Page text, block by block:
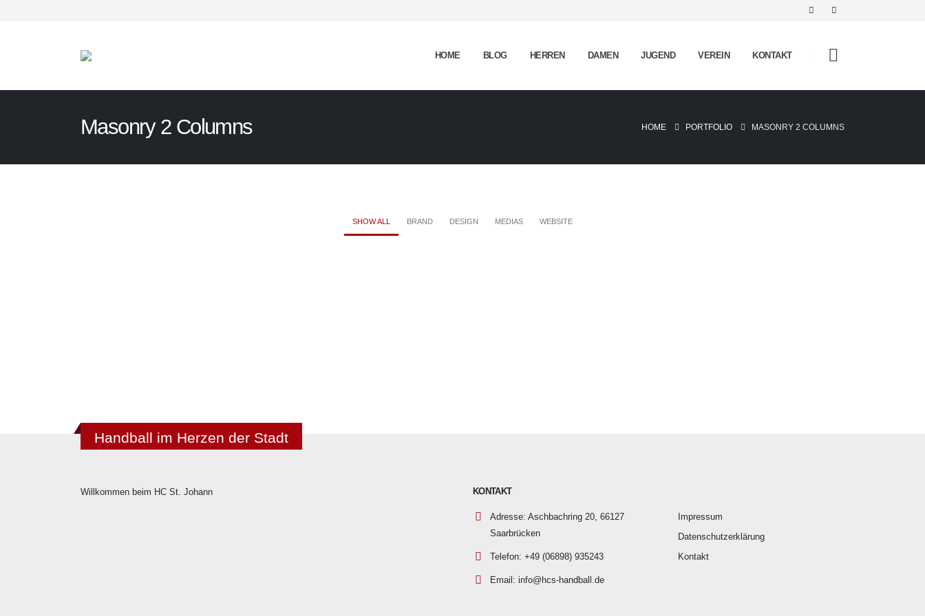
HOME BLOG HERREN DAMEN JUGEND VEREIN KONTAKT
Masonry 2 Columns HOME PORTFOLIO MASONRY 2 COLUMNS
SHOW ALL BRAND DESIGN MEDIAS WEBSITE
Handball im Herzen der Stadt
Willkommen beim HC St. Johann KONTAKT
Adresse: Aschbachring 20, 66127
Saarbrücken
Telefon: +49 (06898) 935243
Email: info@hcs-handball.de
Impressum
Datenschutzerklärung
Kontakt